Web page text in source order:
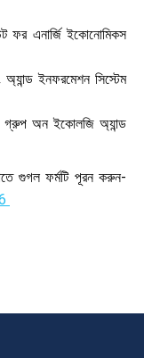
ফর এনার্জি ইকোনোমিকস
অ্যান্ড ইনফরমেশন সিস্টেম
গ্রুপ অন ইকোলজি অ্যান্ড
গুগল ফর্মটি পূরন করুন-